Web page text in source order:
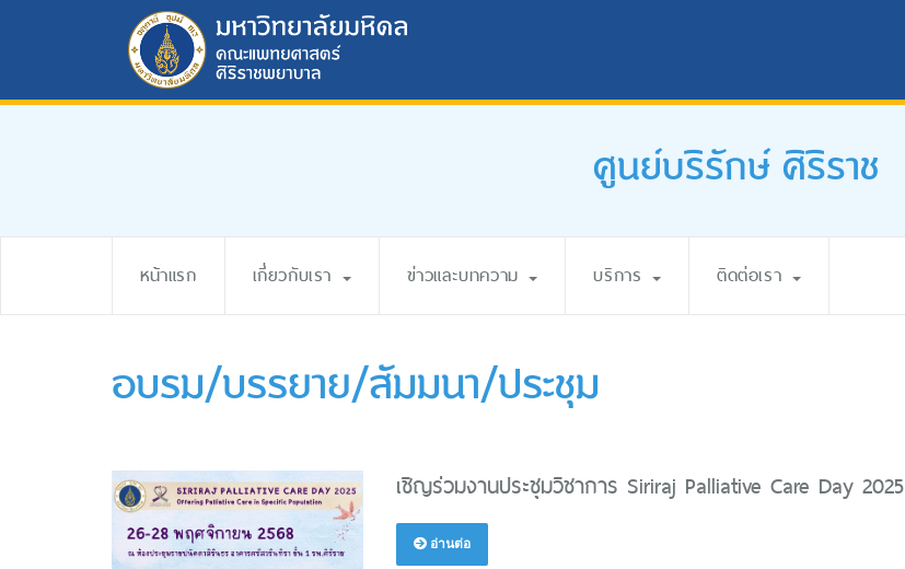
ศูนย์บริรักษ์ ศิริราช
หน้าแรก เกี่ยวกับเรา ข่าวและบทความ บริการ ติดต่อเรา
อบรม/บรรยาย/สัมมนา/ประชุม
เชิญร่วมงานประชุมวิชาการ Siriraj Palliative Care Day 2025
อ่านต่อ